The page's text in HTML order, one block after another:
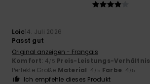
Loic14. Juli 2026
Passt gut
Original anzeigen - Français
Komfort: 4/5 Preis-Leistungs-Verhältnis
Perfekte Größe Material: 4/5 Farbe: 4/5
Ich empfehle dieses Produkt